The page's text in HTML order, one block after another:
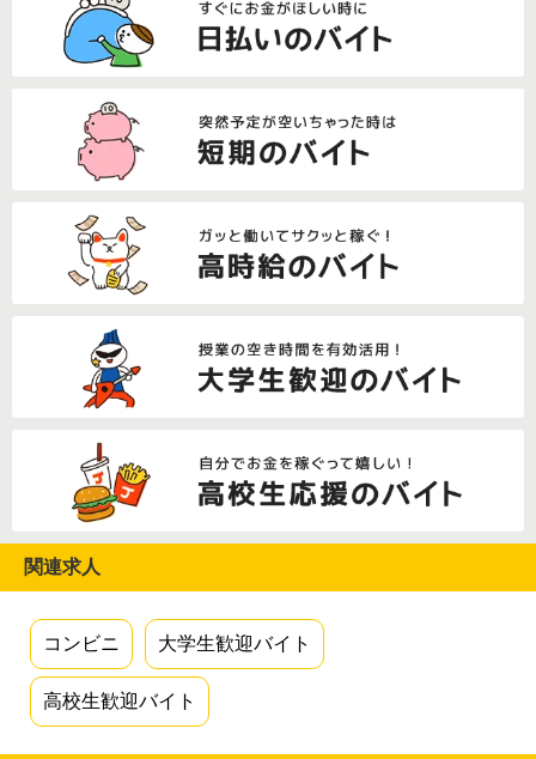
関連求人
コンビニ 大学生歓迎バイト
高校生歓迎バイト